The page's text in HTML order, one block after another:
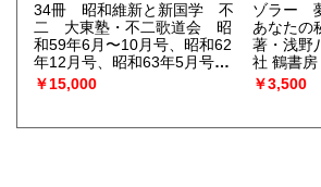
34冊 昭和維新と新国学 不
二 大東塾・不二歌道会 昭
和59年6月〜10月号、昭和62
年12月号、昭和63年5月号6
月号8月号、平成元年11月
号、平成2年3月号〜8月号12
年1月号2月号5月号7月号8月
￥15,000
ゾラー
あなたの
著・浅野八
社 鶴書
あります。
￥3,500